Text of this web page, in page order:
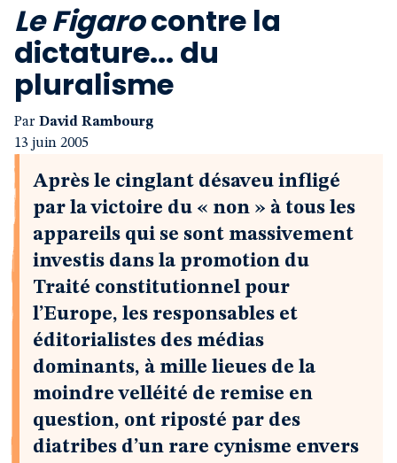
Notre revue
Boutique
Le Figarocontre la
dictature... du
pluralisme
Par David Rambourg
13 juin 2005
Après le cinglant désaveu infligé
par la victoire du « non » à tous les
appareils qui se sont massivement
investis dans la promotion du
Traité constitutionnel pour
l’Europe, les responsables et
éditorialistes des médias
dominants, à mille lieues de la
moindre velléité de remise en
question, ont riposté par des
diatribes d’un rare cynisme envers